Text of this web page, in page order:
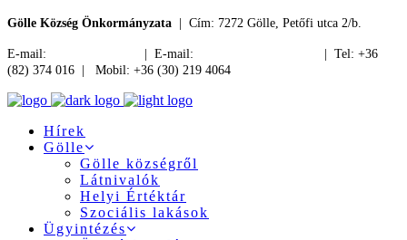
Gölle Község Önkormányzata | Cím: 7272 Gölle, Petőfi utca 2/b.
E-mail: | E-mail:
| Tel: +36
(82) 374 016 | Mobil: +36 (30) 219 4064
Hírek
Gölle
Gölle községről
Látnivalók
Helyi Értéktár
Szociális lakások
Ügyintézés